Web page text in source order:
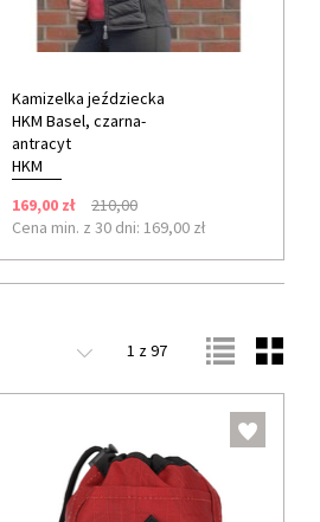
Kamizelka jeździecka
HKM Basel, czarna-
antracyt
HKM
169,00 zł
210,00
Cena min. z 30 dni: 169,00 zł
1 z 97